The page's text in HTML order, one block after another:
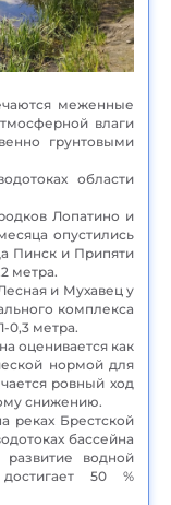
меженные
влаги
грунтовыми
области
Лопатино и
опустились
Пинск и Припяти
метра.
и Мухавец у
комплекса
0,3 метра.
оценивается как
нормой для
ровный ход
снижению.
реках Брестской
бассейна
развитие водной
достигает 50 %